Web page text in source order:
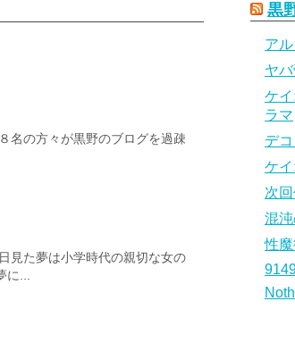
名の方々が黒野のブログを過疎
見た夢は小学時代の親切な女の
...
黒
ア
ヤ
ケ
ラマ
デ
ケ
次
混
性